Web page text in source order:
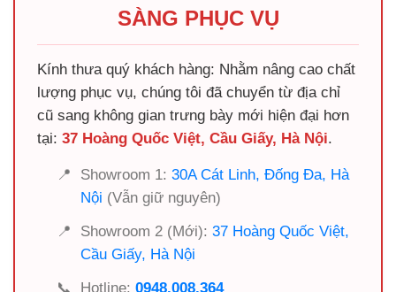
SÀNG PHỤC VỤ
Kính thưa quý khách hàng: Nhằm nâng cao chất
lượng phục vụ, chúng tôi đã chuyển từ địa chỉ
cũ sang không gian trưng bày mới hiện đại hơn
tại: 37 Hoàng Quốc Việt, Cầu Giấy, Hà Nội.
📍 Showroom 1: 30A Cát Linh, Đống Đa, Hà
Nội (Vẫn giữ nguyên)
📍
Showroom 2 (Mới): 37 Hoàng Quốc Việt,
Cầu Giấy, Hà Nội
📞
Hotline: 0948.008.364